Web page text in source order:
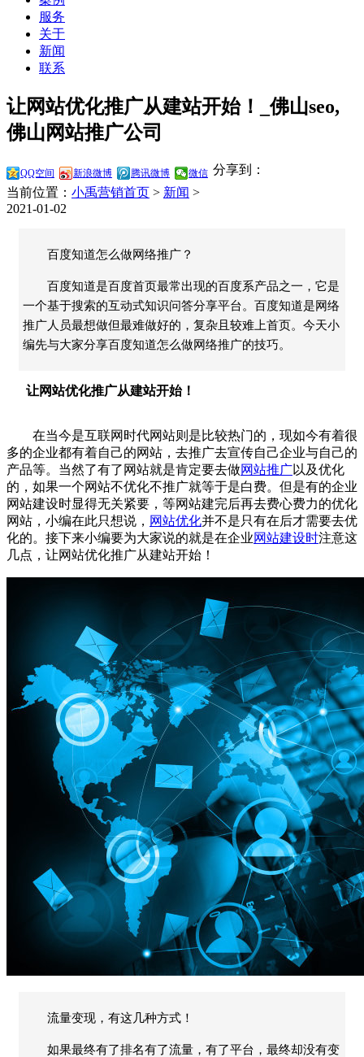
服务
关于
新闻
联系
让网站优化推广从建站开始！_佛山seo,
佛山网站推广公司
分享到：
QQ空间 新浪微博 腾讯微博 微信
当前位置： 小禹营销首页 > 新闻 >
2021-01-02
百度知道怎么做网络推广？
百度知道是百度首页最常出现的百度系产品之一，它是
一个基于搜索的互动式知识问答分享平台。百度知道是网络
推广人员最想做但最难做好的，复杂且较难上首页。今天小
编先与大家分享百度知道怎么做网络推广的技巧。
让网站优化推广从建站开始！
在当今是互联网时代网站则是比较热门的，现如今有着很
多的企业都有着自己的网站，去推广去宣传自己企业与自己的
产品等。当然了有了网站就是肯定要去做网站推广以及优化
的，如果一个网站不优化不推广就等于是白费。但是有的企业
网站建设时显得无关紧要，等网站建完后再去费心费力的优化
网站，小编在此只想说， 网站优化并不是只有在后才需要去优
化的。接下来小编要为大家说的就是在企业网站建设时注意这
几点，让网站优化推广从建站开始！
流量变现，有这几种方式！
如果最终有了排名有了流量，有了平台，最终却没有变